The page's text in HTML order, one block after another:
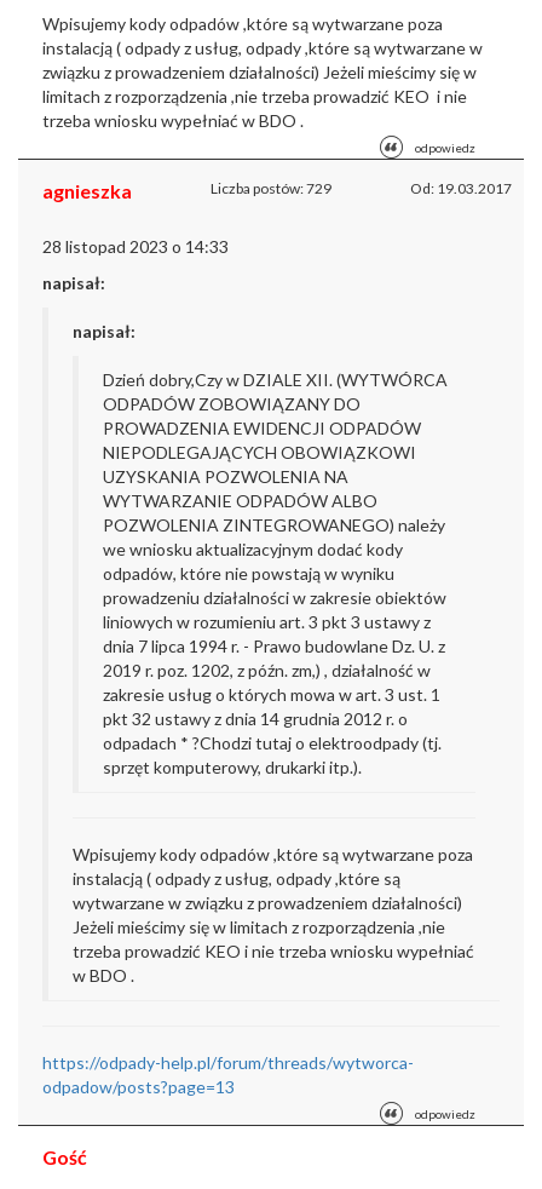
Wpisujemy kody odpadów ,które są wytwarzane poza
instalacją ( odpady z usług, odpady ,które są wytwarzane w
związku z prowadzeniem działalności) Jeżeli mieścimy się w
limitach z rozporządzenia ,nie trzeba prowadzić KEO i nie
trzeba wniosku wypełniać w BDO .
odpowiedz
agnieszka Liczba postów: 729 Od: 19.03.2017
28 listopad 2023 o 14:33
napisał:
napisał:
Dzień dobry,Czy w DZIALE XII. (WYTWÓRCA
ODPADÓW ZOBOWIĄZANY DO
PROWADZENIA EWIDENCJI ODPADÓW
NIEPODLEGAJĄCYCH OBOWIĄZKOWI
UZYSKANIA POZWOLENIA NA
WYTWARZANIE ODPADÓW ALBO
POZWOLENIA ZINTEGROWANEGO) należy
we wniosku aktualizacyjnym dodać kody
odpadów, które nie powstają w wyniku
prowadzeniu działalności w zakresie obiektów
liniowych w rozumieniu art. 3 pkt 3 ustawy z
dnia 7 lipca 1994 r. - Prawo budowlane Dz. U. z
2019 r. poz. 1202, z późn. zm,) , działalność w
zakresie usług o których mowa w art. 3 ust. 1
pkt 32 ustawy z dnia 14 grudnia 2012 r. o
odpadach * ?Chodzi tutaj o elektroodpady (tj.
sprzęt komputerowy, drukarki itp.).
Wpisujemy kody odpadów ,które są wytwarzane poza
instalacją ( odpady z usług, odpady ,które są
wytwarzane w związku z prowadzeniem działalności)
Jeżeli mieścimy się w limitach z rozporządzenia ,nie
trzeba prowadzić KEO i nie trzeba wniosku wypełniać
w BDO .
https://odpady-help.pl/forum/threads/wytworca-
odpadow/posts?page=13
odpowiedz
Gość